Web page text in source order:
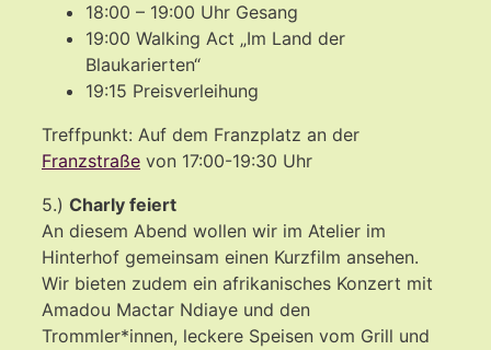
18:00 – 19:00 Uhr Gesang
19:00 Walking Act „Im Land der
Blaukarierten“
19:15 Preisverleihung
Treffpunkt: Auf dem Franzplatz an der
Franzstraße von 17:00-19:30 Uhr
5.) Charly feiert
An diesem Abend wollen wir im Atelier im
Hinterhof gemeinsam einen Kurzfilm ansehen.
Wir bieten zudem ein afrikanisches Konzert mit
Amadou Mactar Ndiaye und den
Trommler*innen, leckere Speisen vom Grill und